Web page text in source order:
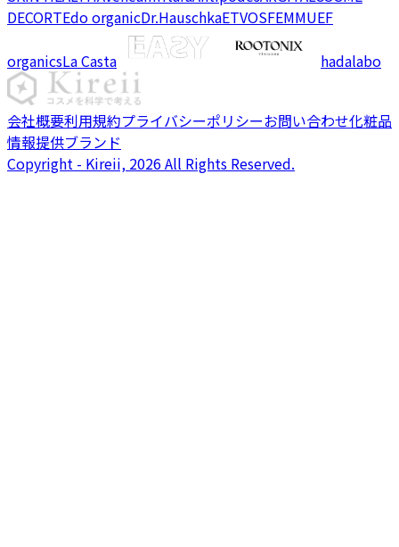
DECORTEdo organicDr.HauschkaETVOSFEMMUEF
organicsLa Casta hadalabo
会社概要利用規約プライバシーポリシーお問い合わせ化粧品
情報提供ブランド
Copyright - Kireii, 2026 All Rights Reserved.